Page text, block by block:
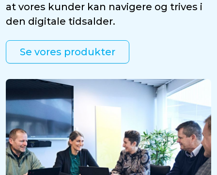
at vores kunder kan navigere og trives i
den digitale tidsalder.
Se vores produkter